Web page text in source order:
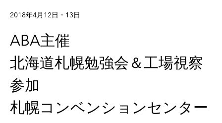
2018年4月12日・13日
ABA主催
北海道札幌勉強会＆工場視察
参加
札幌コンベンションセンター